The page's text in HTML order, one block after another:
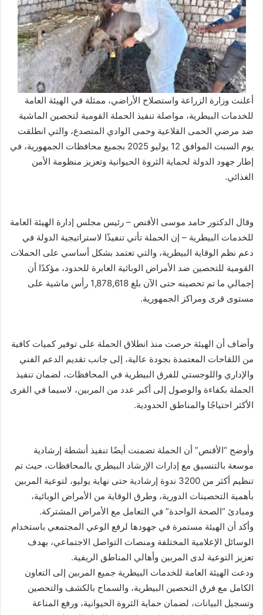
أعلنت وزارة الزراعة واستصلاح الأراضي، ممثلة في الهيئة العامة
للخدمات البيطرية، مواصلة تنفيذ الحملة القومية لتحصين الماشية
ضد مرضي الحمى القلاعية وحمى الوادي المتصدع، والتي انطلقت
يوم السبت الموافق 12 يوليو 2025 بجميع محافظات الجمهورية، في
إطار جهود الدولة لحماية الثروة الحيوانية وتعزيز منظومة الأمن
الغذائي.
وقال الدكتور حامد موسى الأقنص – رئيس مجلس إدارة الهيئة العامة
للخدمات البيطرية – إن الحملة تأتي تنفيذًا لاستراتيجية الدولة في
دعم نظم الوقاية البيطرية، والتي تعتمد بشكل أساسي على الحملات
القومية للتحصين ضد الأمراض الوبائية العابرة للحدود، مؤكدًا أن
إجمالي ما تم تحصينه حتى الآن بلغ 1,878,618 رأس ماشية على
مستوى قرى ومراكز الجمهورية.
وأضاف أن الهيئة حرصت منذ انطلاق الحملة على توفير كميات كافية
من اللقاحات المعتمدة بجودة عالية، إلى جانب تقديم الدعم الفني
والإداري واللوجستي للفرق البيطرية في المحافظات، لضمان تنفيذ
الحملة بكفاءة والوصول إلى أكبر عدد من المربين، لاسيما في القرى
الأكثر احتياجًا والمناطق الحدودية.
وأوضح “الأقنص” أن الحملة تضمنت أيضًا تنفيذ أنشطة إرشادية
موسعة بالتنسيق مع إدارات الإرشاد البيطري بالمحافظات، حيث تم
تنظيم أكثر من 3200 ندوة إرشادية حتى نهاية يوليو، لتوعية المربين
بأهمية التحصينات الدورية، وطرق الوقاية من الأمراض الوبائية،
ومبادئ “الصحة الواحدة” في التعامل مع الأمراض المشتركة.
وأكد أن الهيئة مستمرة في جهودها لرفع الوعي المجتمعي باستخدام
الوسائل الإعلامية المختلفة ومنصات التواصل الاجتماعي، بهدف
تعزيز التوعية لدى المربين وأهالي المناطق الريفية.
ودعت الهيئة العامة للخدمات البيطرية جميع المربين إلى التعاون
الكامل مع فرق التحصين البيطرية، والسماح بالكشف والتحصين
وتسجيل البيانات، لضمان حماية الثروة الحيوانية، ورفع المناعة